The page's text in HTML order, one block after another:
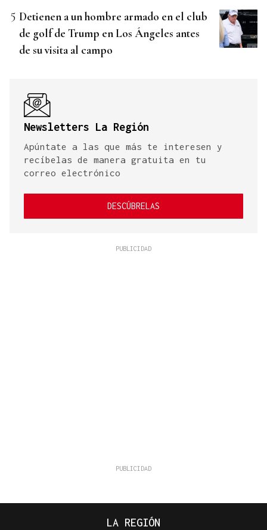
Detienen a un hombre armado en el club
de golf de Trump en Los Ángeles antes
de su visita al campo
Newsletters La Región
Apúntate a las que más te interesen y
recíbelas de manera gratuita en tu
correo electrónico
DESCÚBRELAS
LA REGIÓN